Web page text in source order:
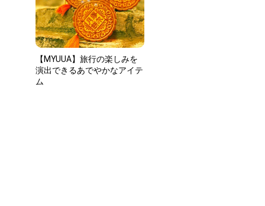
【MYUUA】旅⾏の楽しみを
演出できるあでやかなアイテ
ム